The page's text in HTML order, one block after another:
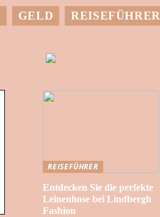
GELD REISEFÜHRER
REISEFÜHRER
Entdecken Sie die perfekte
Leinenhose bei Lindbergh
Fashion